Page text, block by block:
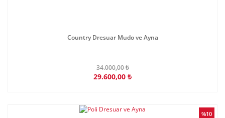
Country Dresuar Mudo ve Ayna
34.000,00 ₺
29.600,00 ₺
%10